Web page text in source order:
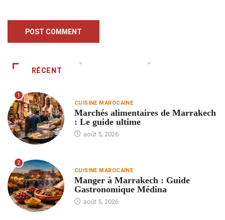
RÉCENT
1
CUISINE MAROCAINE
Marchés alimentaires de Marrakech
: Le guide ultime
août 5, 2026
2
CUISINE MAROCAINE
Manger à Marrakech : Guide
Gastronomique Médina
août 5, 2026